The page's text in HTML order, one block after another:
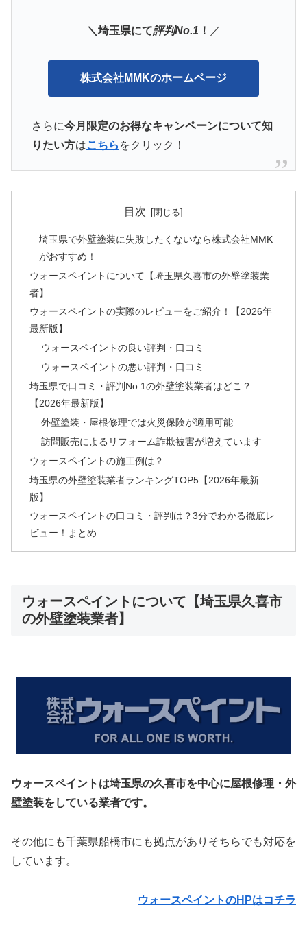
＼埼玉県にて評判No.1 ！ ／
株式会社MMKのホームページ
さらに今月限定のお得なキャンペーンについて知
りたい方はこちら をクリック！
目次
埼玉県で外壁塗装に失敗したくないなら株式会社MMK
がおすすめ！
ウォースペイントについて【埼玉県久喜市の外壁塗装業
者】
ウォースペイントの実際のレビューをご紹介！【2026年
最新版】
ウォースペイントの良い評判・口コミ
ウォースペイントの悪い評判・口コミ
埼玉県で口コミ・評判No.1の外壁塗装業者はどこ？
【2026年最新版】
外壁塗装・屋根修理では火災保険が適用可能
訪問販売によるリフォーム詐欺被害が増えています
ウォースペイントの施工例は？
埼玉県の外壁塗装業者ランキングTOP5【2026年最新
版】
ウォースペイントの口コミ・評判は？3分でわかる徹底レ
ビュー！まとめ
ウォースペイントについて【埼玉県久喜市
の外壁塗装業者】
ウォースペイントは埼玉県の久喜市を中心に屋根修理・外
壁塗装をしている業者です。
その他にも千葉県船橋市にも拠点がありそちらでも対応を
しています。
ウォースペイントのHPはコチラ